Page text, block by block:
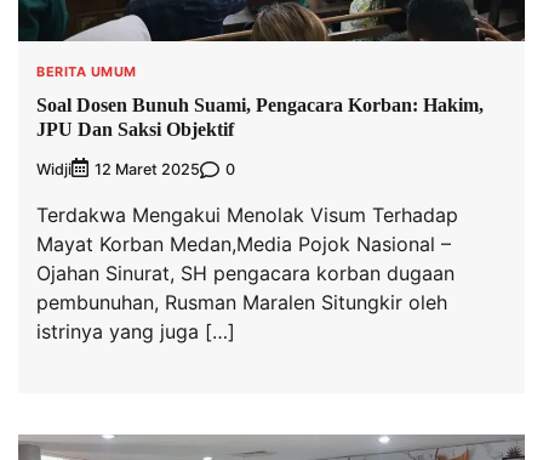
BERITA UMUM
Soal Dosen Bunuh Suami, Pengacara Korban: Hakim,
JPU Dan Saksi Objektif
Widji 12 Maret 2025 0
Terdakwa Mengakui Menolak Visum Terhadap
Mayat Korban Medan,Media Pojok Nasional –
Ojahan Sinurat, SH pengacara korban dugaan
pembunuhan, Rusman Maralen Situngkir oleh
istrinya yang juga […]